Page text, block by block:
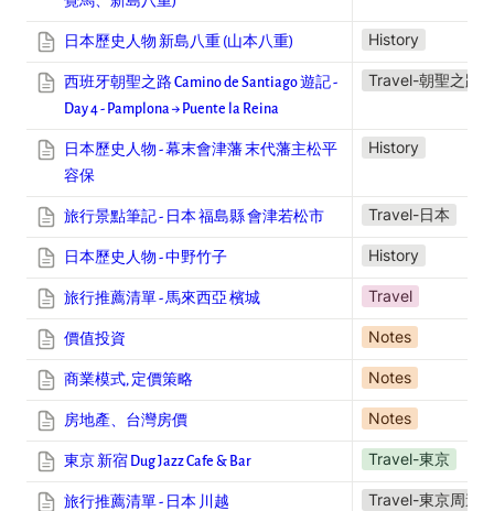
日本歷史人物 新島八重 (山本八重) History
西班牙朝聖之路 Camino de Santiago 遊記 -
Day 4 - Pamplona → Puente la Reina
Travel-朝聖之路
日本歷史人物 - 幕末會津藩 末代藩主松平
容保
History
旅行景點筆記 - 日本 福島縣 會津若松市 Travel-日本
日本歷史人物 - 中野竹子 History
旅行推薦清單 - 馬來西亞 檳城 Travel
價值投資 Notes
商業模式, 定價策略 Notes
房地產、台灣房價 Notes
東京 新宿 Dug Jazz Cafe & Bar Travel-東京
旅行推薦清單 - 日本 川越 Travel-東京周邊